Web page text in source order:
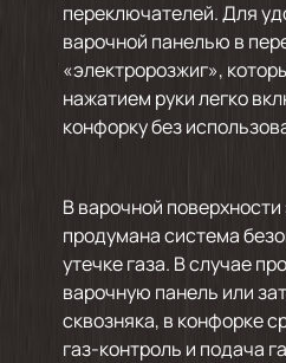
переключателей. Для
варочной панелью в
«электророзжиг»,
нажатием руки легко
конфорку без
В варочной
продумана система
утечке газа. В случае
варочную панель или
сквозняка, в конфорке
газ-контроль и подача